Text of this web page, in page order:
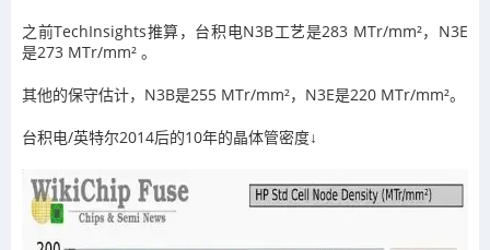
之前TechInsights推算，台积电N3B工艺是283 MTr/mm²，N3E
是273 MTr/mm² 。
其他的保守估计，N3B是255 MTr/mm²，N3E是220 MTr/mm²。
台积电/英特尔2014后的10年的晶体管密度↓